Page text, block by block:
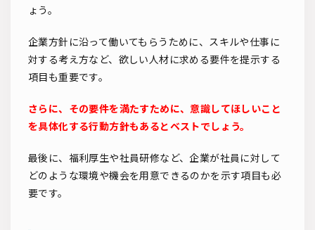
ょう。
企業方針に沿って働いてもらうために、スキルや仕事に
対する考え方など、欲しい人材に求める要件を提示する
項目も重要です。
さらに、その要件を満たすために、意識してほしいこと
を具体化する行動方針もあるとベストでしょう。
最後に、福利厚生や社員研修など、企業が社員に対して
どのような環境や機会を用意できるのかを示す項目も必
要です。